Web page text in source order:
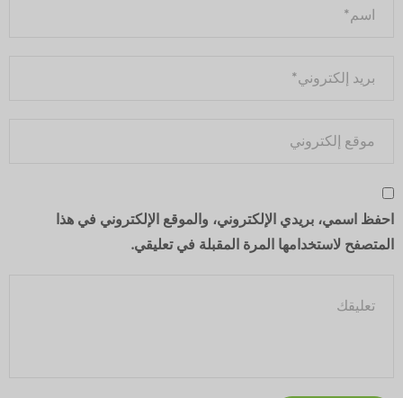
احفظ اسمي، بريدي الإلكتروني، والموقع الإلكتروني في هذا
المتصفح لاستخدامها المرة المقبلة في تعليقي.